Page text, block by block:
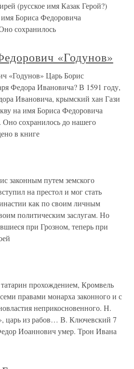
(русское имя Казак Герой?)
Бориса Федоровича
сохранилось
«Годунов»
«Годунов» Царь Борис
Федора Ивановича? В 1591 году,
Ивановича, крымский хан Гази
на имя Бориса Федоровича
сохранилось до нашего
в книге
законным путем земского
на престол и мог стать
как по своим личным
политическим заслугам. Но
при Грозном, теперь при
прохождением, Кромвель
правами монарха законного и с
неприкосновенного. Н.
царь из рабов… В. Ключевский 7
Иоаннович умер. Трон Ивана